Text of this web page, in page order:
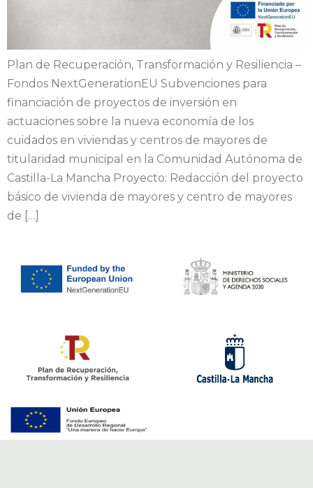
Plan de Recuperación, Transformación y Resiliencia –
Fondos NextGenerationEU Subvenciones para
financiación de proyectos de inversión en
actuaciones sobre la nueva economía de los
cuidados en viviendas y centros de mayores de
titularidad municipal en la Comunidad Autónoma de
Castilla-La Mancha Proyecto: Redacción del proyecto
básico de vivienda de mayores y centro de mayores
de […]